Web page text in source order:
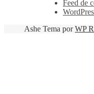
Feed de
Ashe Tema porWP